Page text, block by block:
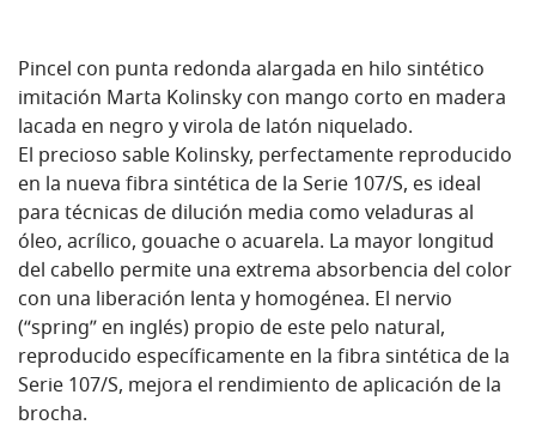
Pincel con punta redonda alargada en hilo sintético
imitación Marta Kolinsky con mango corto en madera
lacada en negro y virola de latón niquelado.
El precioso sable Kolinsky, perfectamente reproducido
en la nueva fibra sintética de la Serie 107/S, es ideal
para técnicas de dilución media como veladuras al
óleo, acrílico, gouache o acuarela. La mayor longitud
del cabello permite una extrema absorbencia del color
con una liberación lenta y homogénea. El nervio
(“spring” en inglés) propio de este pelo natural,
reproducido específicamente en la fibra sintética de la
Serie 107/S, mejora el rendimiento de aplicación de la
brocha.